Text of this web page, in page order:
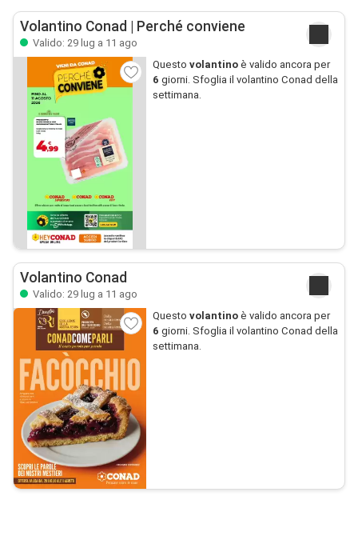
Volantino Conad | Perché conviene
Valido: 29 lug a 11 ago
Questo volantinoè valido ancora per
6 giorni. Sfoglia il volantino Conad della
settimana.
Volantino Conad
Valido: 29 lug a 11 ago
Questo volantinoè valido ancora per
6 giorni. Sfoglia il volantino Conad della
settimana.